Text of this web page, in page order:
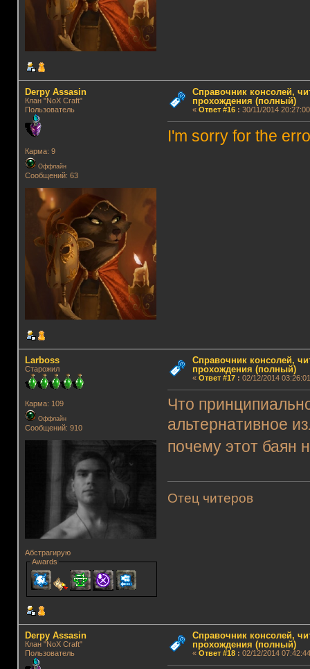
Derpy Assasin
Клан "NoX Craft"
Пользователь
Карма: 9
Оффлайн
Сообщений: 63
Справочник консолей,
прохождения (полный)
« Ответ #16: 30/11/2014
I'm sorry for the
Lаrboss
Старожил
Карма: 109
Оффлайн
Сообщений: 910
Абстрагирую
Awards
Справочник консолей,
прохождения (полный)
« Ответ #17: 02/12/2014
Что
альтернативное
почему этот баян
Отец читеров
Derpy Assasin
Клан "NoX Craft"
Пользователь
Справочник консолей,
прохождения (полный)
« Ответ #18: 02/12/2014